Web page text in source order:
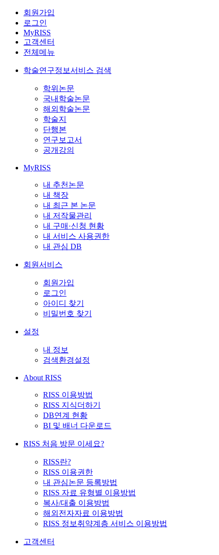
회원가입
로그인
MyRISS
고객센터
전체메뉴
학술연구정보서비스 검색
학위논문
국내학술논문
해외학술논문
학술지
단행본
연구보고서
공개강의
MyRISS
내 추천논문
내 책장
내 최근 본 논문
내 저작물관리
내 구매·신청 현황
내 서비스 사용권한
내 관심 DB
회원서비스
회원가입
로그인
아이디 찾기
비밀번호 찾기
설정
내 정보
검색환경설정
About RISS
RISS 이용방법
RISS 지식더하기
DB연계 현황
BI 및 배너 다운로드
RISS 처음 방문 이세요?
RISS란?
RISS 이용권한
내 관심논문 등록방법
RISS 자료 유형별 이용방법
복사/대출 이용방법
해외전자자료 이용방법
RISS 정보취약계층 서비스 이용방법
고객센터